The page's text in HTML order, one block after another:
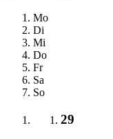
Mo
Di
Mi
Do
Fr
Sa
So
29